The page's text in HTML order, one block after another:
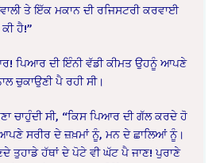
ਤੇ ਇੱਕ ਮਕਾਨ ਦੀ ਰਜਿਸਟਰੀ ਕਰਵਾਈ
ਹੈ!”
ਪਿਆਰ ਦੀ ਇੰਨੀ ਵੱਡੀ ਕੀਮਤ ਉਹਨੂੰ ਆਪਣੇ
ਚੁਕਾਉਣੀ ਪੈ ਰਹੀ ਸੀ।
ਚਾਹੁੰਦੀ ਸੀ, “ਕਿਸ ਪਿਆਰ ਦੀ ਗੱਲ ਕਰਦੇ ਹੋ
ਸਰੀਰ ਦੇ ਜ਼ਖ਼ਮਾਂ ਨੂੰ, ਮਨ ਦੇ ਛਾਲਿਆਂ ਨੂੰ।
ਤੁਹਾਡੇ ਹੱਥਾਂ ਦੇ ਪੋਟੇ ਵੀ ਘੱਟ ਪੈ ਜਾਣ! ਪੁਰਾਣੇ